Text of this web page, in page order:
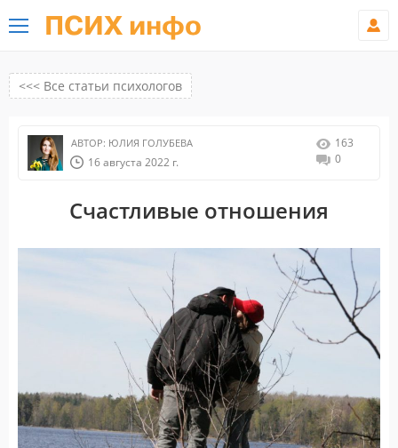
ПСИХ инфо
<<< Все статьи психологов
АВТОР: ЮЛИЯ ГОЛУБЕВА
16 августа 2022 г.
163
0
Счастливые отношения